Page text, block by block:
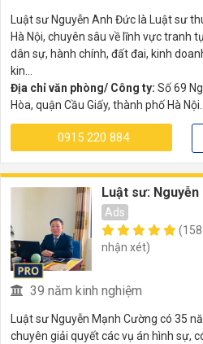
Luật sư Nguyễn Anh Đức là Luật sư
Hà Nội, chuyên sâu về lĩnh vực tranh
dân sự, hành chính, đất đai, kinh
kin...
Địa chỉ văn phòng/ Công ty: Số 69
Hòa, quận Cầu Giấy, thành phố Hà Nội.
0915 220 884
Luật sư: Nguyễn
Ads
(158
nhận xét)
39 năm kinh nghiệm
Luật sư Nguyễn Mạnh Cường có 35
chuyên giải quyết các vụ án hình sự,